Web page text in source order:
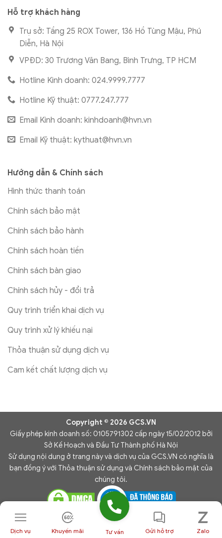
Hỗ trợ khách hàng
Trụ sở: Tầng 25 ROX Tower, 136 Hồ Tùng Mậu, Phú
Diễn, Hà Nội
VPĐD: 30 Trương Văn Bang, Bình Trưng, TP HCM
Hotline Kinh doanh: 024.9999.7777
Hotline Kỹ thuật: 0777.247.777
Email Kinh doanh: kinhdoanh@hvn.vn
Email Kỹ thuật: kythuat@hvn.vn
Hướng dẫn & Chính sách
Hình thức thanh toán
Chính sách bảo mật
Chính sách bảo hành
Chính sách hoàn tiền
Chính sách bàn giao
Chính sách hủy - đổi trả
Quy trình triển khai dịch vụ
Quy trình xử lý khiếu nại
Thỏa thuận sử dụng dịch vụ
Cam kết chất lượng dịch vụ
Copyright © 2026 GCS.VN
Giấy phép kinh doanh số: 0105791302 cấp ngày 15/02/2012 bởi
Sở Kế Hoạch và Đầu Tư Thành phố Hà Nội
Sử dụng nội dung ở trang này và dịch vụ của GCS.VN có nghĩa là
bạn đồng ý với Thỏa thuận sử dụng và Chính sách bảo mật của
chúng tôi.
Dịch vụ Khuyến mãi Tư vấn Gửi hỗ trợ Zalo